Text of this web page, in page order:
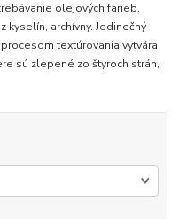
olejových farieb.
kyselín, archívny. Jedinečný
textúrovania vytvára
sú zlepené zo štyroch strán,